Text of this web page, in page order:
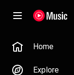
Home
Explore